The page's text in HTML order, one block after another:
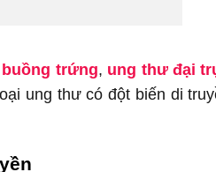
trứng, ung thư đại
ung thư có đột biến di